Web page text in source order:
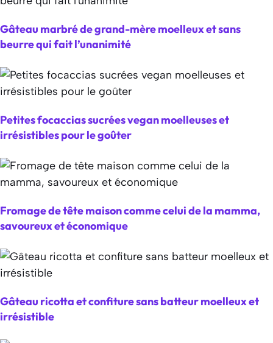
Gâteau marbré de grand-mère moelleux et sans
beurre qui fait l’unanimité
Petites focaccias sucrées vegan moelleuses et
irrésistibles pour le goûter
Fromage de tête maison comme celui de la mamma,
savoureux et économique
Gâteau ricotta et confiture sans batteur moelleux et
irrésistible